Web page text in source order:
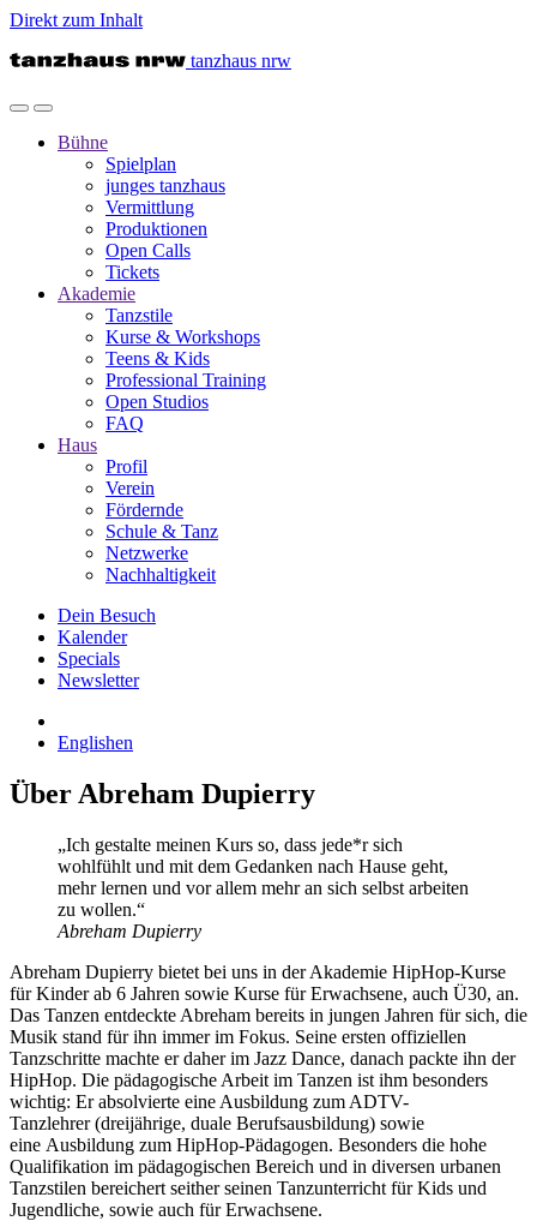
Direkt zum Inhalt
tanzhaus nrw
Bühne
Spielplan
junges tanzhaus
Vermittlung
Produktionen
Open Calls
Tickets
Akademie
Tanzstile
Kurse & Workshops
Teens & Kids
Professional Training
Open Studios
FAQ
Haus
Profil
Verein
Fördernde
Schule & Tanz
Netzwerke
Nachhaltigkeit
Dein Besuch
Kalender
Specials
Newsletter
Englishen
Über Abreham Dupierry
„Ich gestalte meinen Kurs so, dass jede*r sich
wohlfühlt und mit dem Gedanken nach Hause geht,
mehr lernen und vor allem mehr an sich selbst arbeiten
zu wollen.“
Abreham Dupierry
Abreham Dupierry bietet bei uns in der Akademie HipHop-Kurse
für Kinder ab 6 Jahren sowie Kurse für Erwachsene, auch Ü30, an.
Das Tanzen entdeckte Abreham bereits in jungen Jahren für sich, die
Musik stand für ihn immer im Fokus. Seine ersten offiziellen
Tanzschritte machte er daher im Jazz Dance, danach packte ihn der
HipHop. Die pädagogische Arbeit im Tanzen ist ihm besonders
wichtig: Er absolvierte eine Ausbildung zum ADTV-
Tanzlehrer(dreijährige, duale Berufsausbildung) sowie
eine Ausbildung zum HipHop-Pädagogen. Besonders die hohe
Qualifikation im pädagogischen Bereich und in diversen urbanen
Tanzstilen bereichert seither seinen Tanzunterricht für Kids und
Jugendliche, sowie auch für Erwachsene.